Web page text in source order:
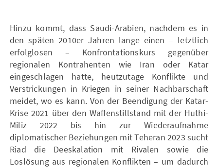
Hinzu kommt, dass Saudi-Arabien, nachdem es in
den späten 2010er Jahren lange einen – letztlich
erfolglosen – Konfrontationskurs gegenüber
regionalen Kontrahenten wie Iran oder Katar
eingeschlagen hatte, heutzutage Konflikte und
Verstrickungen in Kriegen in seiner Nachbarschaft
meidet, wo es kann. Von der Beendigung der Katar-
Krise 2021 über den Waffenstillstand mit der Huthi-
Miliz 2022 bis hin zur Wiederaufnahme
diplomatischer Beziehungen mit Teheran 2023 sucht
Riad die Deeskalation mit Rivalen sowie die
Loslösung aus regionalen Konflikten – um dadurch